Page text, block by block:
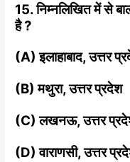
15. निम्नलिखित में से
है ?
(A) इलाहाबाद, उत्तर
(B) मथुरा, उत्तर प्रदेश
(C) लखनऊ, उत्तर
(D) वाराणसी, उत्तर